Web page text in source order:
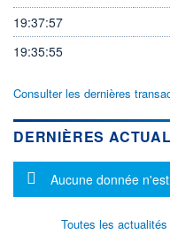
19:37:57
19:35:55
Consulter les dernières
DERNIÈRES
Message
Aucune donnée
Toutes les